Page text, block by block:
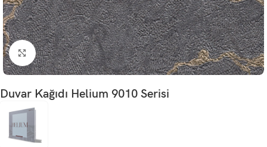
Büyütmek için tıklayın
Duvar Kağıdı Helium 9010 Serisi